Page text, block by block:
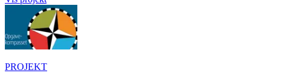
PROJEKT